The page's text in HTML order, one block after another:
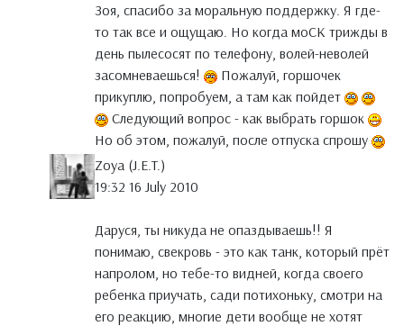
Зоя, спасибо за моральную поддержку. Я где-
то так все и ощущаю. Но когда моСК трижды в
день пылесосят по телефону, волей-неволей
засомневаешься!
Пожалуй, горшочек
прикуплю, попробуем, а там как пойдет
Следующий вопрос - как выбрать горшок
Но об этом, пожалуй, после отпуска спрошу
Zoya (J.E.T.)
19:32 16 July 2010
Даруся, ты никуда не опаздываешь!! Я
понимаю, свекровь - это как танк, который прёт
напролом, но тебе-то видней, когда своего
ребенка приучать, сади потихоньку, смотри на
его реакцию, многие дети вообще не хотят